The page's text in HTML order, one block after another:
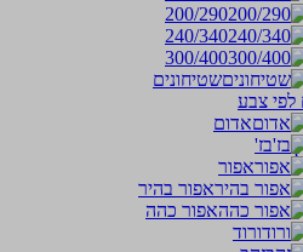
200/290
240/340
300/400
שטיחונים
צבע
אדום
בז'
אפור
אפור בהיר
אפור כהה
ורוד